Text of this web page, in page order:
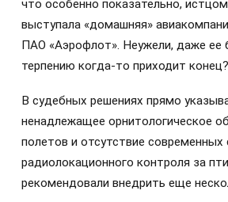
что особенно показательно,
выступала «домашняя»
ПАО «Аэрофлот». Неужели, даже ее
терпению когда-то приходит конец?
В судебных решениях прямо
ненадлежащее орнитологическое
полетов и отсутствие современных
радиолокационного контроля за
рекомендовали внедрить еще